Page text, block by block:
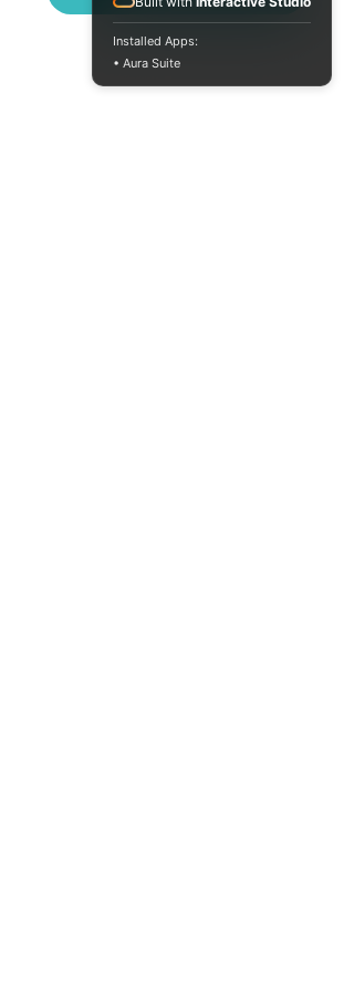
Installed Apps:
• Aura Suite